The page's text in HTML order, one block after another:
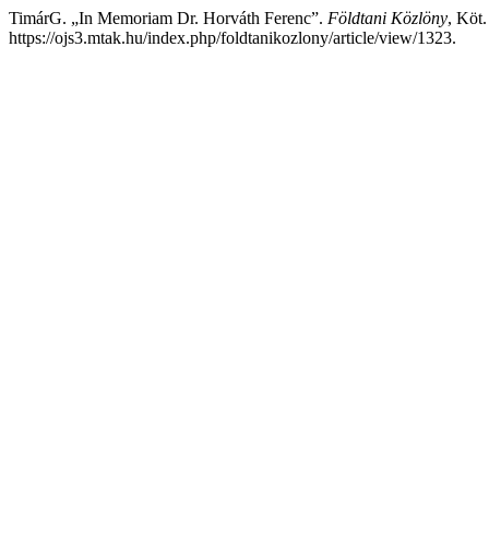
TimárG. „In Memoriam Dr. Horváth Ferenc”. Földtani Közlöny, Köt.
https://ojs3.mtak.hu/index.php/foldtanikozlony/article/view/1323.